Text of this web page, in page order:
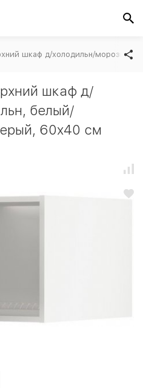
шкаф д/холодильн/
шкаф д/
белый/
60x40 см